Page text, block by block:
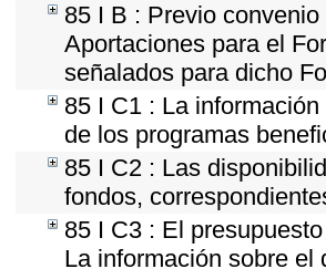
85 I B : Previo
Aportaciones para el
señalados para dicho
85 I C1 : La
de los programas
85 I C2 : Las
fondos,
85 I C3 : El
La información sobre el